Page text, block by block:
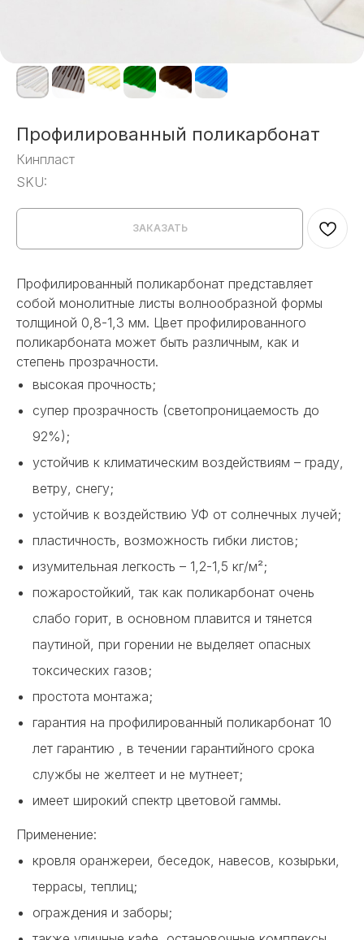
Профилированный поликарбонат
Кинпласт
SKU:
ЗАКАЗАТЬ
Профилированный поликарбонат представляет
собой монолитные листы волнообразной формы
толщиной 0,8-1,3 мм. Цвет профилированного
поликарбоната может быть различным, как и
степень прозрачности.
высокая прочность;
супер прозрачность (светопроницаемость до
92%);
устойчив к климатическим воздействиям – граду,
ветру, снегу;
устойчив к воздействию УФ от солнечных лучей;
пластичность, возможность гибки листов;
изумительная легкость – 1,2-1,5 кг/м²;
пожаростойкий, так как поликарбонат очень
слабо горит, в основном плавится и тянется
паутиной, при горении не выделяет опасных
токсических газов;
простота монтажа;
гарантия на профилированный поликарбонат 10
лет гарантию , в течении гарантийного срока
службы не желтеет и не мутнеет;
имеет широкий спектр цветовой гаммы.
Применение:
кровля оранжереи, беседок, навесов, козырьки,
террасы, теплиц;
ограждения и заборы;